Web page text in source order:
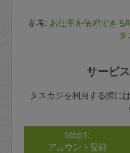
参考: お仕事を依頼でき
タ
サービ
タスカジを利用する際に
Step1:
アカウント登録